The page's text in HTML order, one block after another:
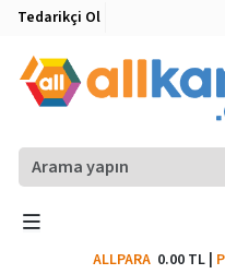
Tedarikçi Ol
ALLPARA 0.00 TL|